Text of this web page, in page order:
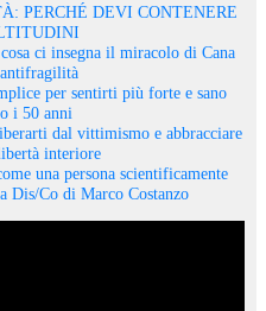
PERCHÉ DEVI CONTENERE
ci insegna il miracolo di Cana
per sentirti più forte e sano
i 50 anni
dal vittimismo e abbracciare
interiore
una persona scientificamente
Dis/Co di Marco Costanzo